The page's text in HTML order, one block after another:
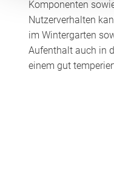
Komponenten
Nutzerverhalten
im Wintergarten
Aufenthalt auch in
einem gut